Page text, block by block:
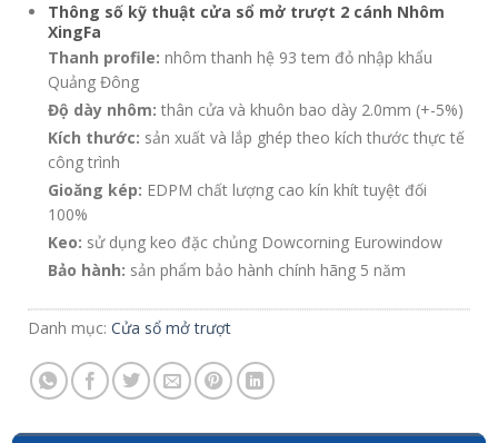
Thông số kỹ thuật cửa sổ mở trượt 2 cánh Nhôm
XingFa
Thanh profile: nhôm thanh hệ 93 tem đỏ nhập khẩu
Quảng Đông
Độ dày nhôm: thân cửa và khuôn bao dày 2.0mm (+-5%)
Kích thước: sản xuất và lắp ghép theo kích thước thực tế
công trình
Gioăng kép: EDPM chất lượng cao kín khít tuyệt đối
100%
Keo: sử dụng keo đặc chủng Dowcorning Eurowindow
Bảo hành: sản phẩm bảo hành chính hãng 5 năm
Danh mục: Cửa sổ mở trượt